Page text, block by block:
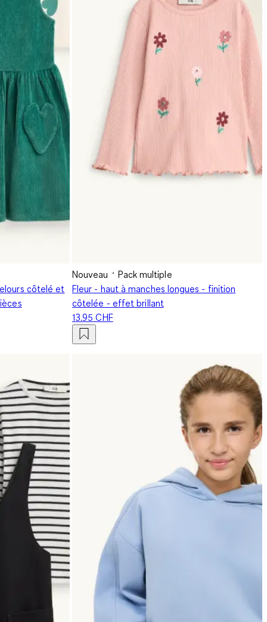
côtelé et
Nouveau
Pack multiple
Fleur - haut à manches longues - finition
côtelée - effet brillant
13.95 CHF